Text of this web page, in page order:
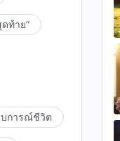
ท้าย”
บการณ์ชีวิต